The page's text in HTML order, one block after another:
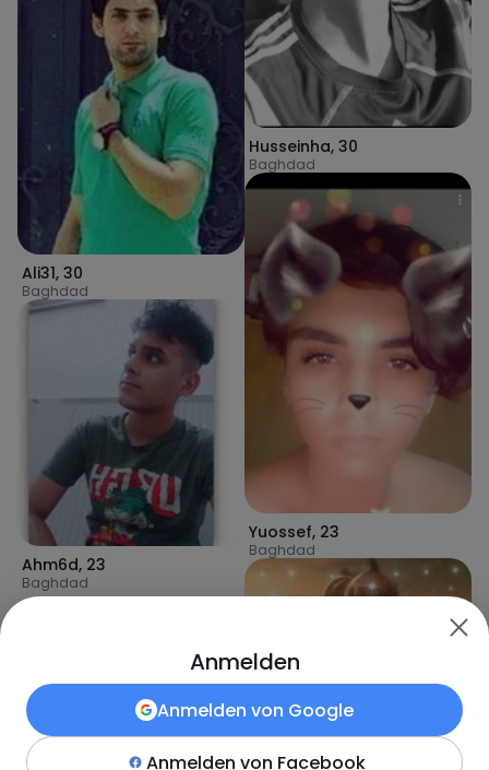
Ali31, 30
Baghdad
Ahm6d, 23
Baghdad
Husseinha, 30
Baghdad
Yuossef, 23
Baghdad
Anmelden
Anmelden von Google
Anmelden von Facebook